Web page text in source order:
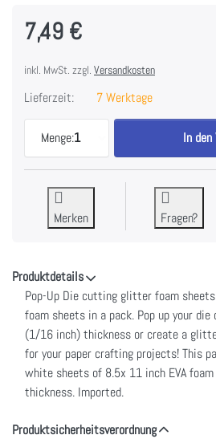
7,49 €
inkl. MwSt. zzgl. Versandkosten
Lieferzeit: 7 Werktage
Menge:1
Spellbinders Pop-
In
Merken Fragen?
Produktdetails
Pop-Up Die cutting glitter foam
foam sheets in a pack. Pop up your
(1/16 inch) thickness or create a
for your paper crafting projects! This
white sheets of 8.5x 11 inch EVA
thickness. Imported.
Produktsicherheitsverordnung